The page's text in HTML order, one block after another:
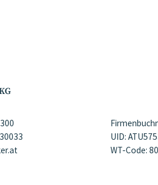
UID:
WT-Code: